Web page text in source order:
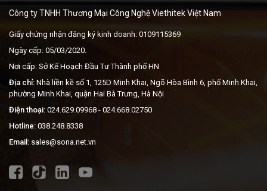
Công ty TNHH Thương Mại Công Nghệ Viethitek Việt Nam
Giấy chứng nhận đăng ký kinh doanh: 0109115369
Ngày cấp: 05/03/2020.
Nơi cấp: Sở Kế Hoạch Đầu Tư Thành phố HN
Địa chỉ: Nhà liền kề số 1, 125D Minh Khai, Ngõ Hòa Bình 6, phố Minh Khai,
phường Minh Khai, quận Hai Bà Trưng, Hà Nội
Điện thoại: 024.629.09968 - 024.668.02750
Hotline: 038.248.8338
Email: sales@sona.net.vn